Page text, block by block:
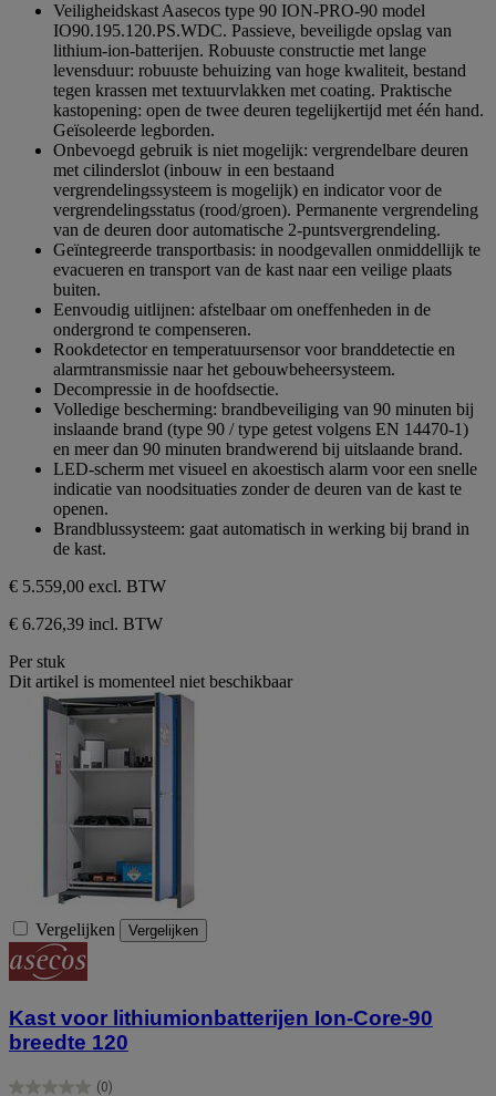
sterren.
Veiligheidskast Aasecos type 90 ION-PRO-90 model
IO90.195.120.PS.WDC. Passieve, beveiligde opslag van
lithium-ion-batterijen. Robuuste constructie met lange
levensduur: robuuste behuizing van hoge kwaliteit, bestand
tegen krassen met textuurvlakken met coating. Praktische
kastopening: open de twee deuren tegelijkertijd met één hand.
Geïsoleerde legborden.
Onbevoegd gebruik is niet mogelijk: vergrendelbare deuren
met cilinderslot (inbouw in een bestaand
vergrendelingssysteem is mogelijk) en indicator voor de
vergrendelingsstatus (rood/groen). Permanente vergrendeling
van de deuren door automatische 2-puntsvergrendeling.
Geïntegreerde transportbasis: in noodgevallen onmiddellijk te
evacueren en transport van de kast naar een veilige plaats
buiten.
Eenvoudig uitlijnen: afstelbaar om oneffenheden in de
ondergrond te compenseren.
Rookdetector en temperatuursensor voor branddetectie en
alarmtransmissie naar het gebouwbeheersysteem.
Decompressie in de hoofdsectie.
Volledige bescherming: brandbeveiliging van 90 minuten bij
inslaande brand (type 90 / type getest volgens EN 14470-1)
en meer dan 90 minuten brandwerend bij uitslaande brand.
LED-scherm met visueel en akoestisch alarm voor een snelle
indicatie van noodsituaties zonder de deuren van de kast te
openen.
Brandblussysteem: gaat automatisch in werking bij brand in
de kast.
€ 5.559,00 excl. BTW
€ 6.726,39 incl. BTW
Per stuk
Dit artikel is momenteel niet beschikbaar
Vergelijken Vergelijken
Kast voor lithiumionbatterijen Ion-Core-90
breedte 120
(0)